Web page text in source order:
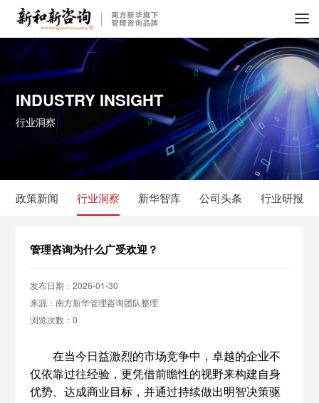
INDUSTRY INSIGHT
行业洞察
政策新闻 行业洞察 新华智库 公司头条 行业研报
管理咨询为什么广受欢迎？
发布日期：2026-01-30
来源：南方新华管理咨询团队整理
浏览次数：0
在当今日益激烈的市场竞争中，卓越的企业不
仅依靠过往经验，更凭借前瞻性的视野来构建自身
优势、达成商业目标，并通过持续做出明智决策驱